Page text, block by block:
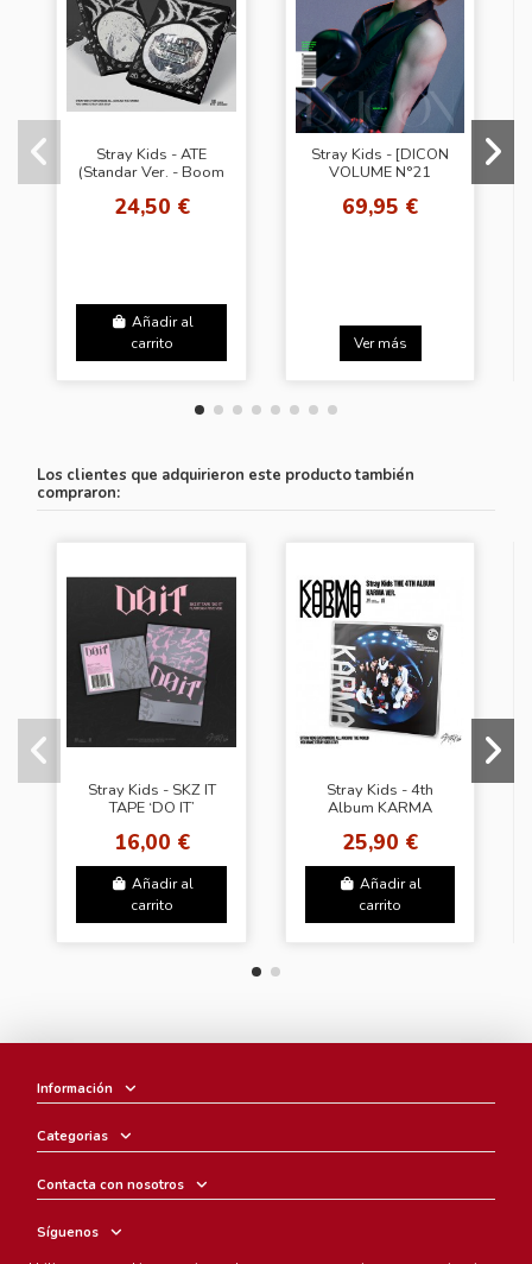
Stray Kids - ATE
(Standar Ver. - Boom
24,50 €
Añadir al
carrito
Stray Kids - [DICON
VOLUME N°21
SECRET KIDZ] (I.N
69,95 €
Ver más
Los clientes que adquirieron este producto también
compraron:
Stray Kids - SKZ IT
TAPE ‘DO IT’
16,00 €
Añadir al
carrito
Stray Kids - 4th
Album KARMA
25,90 €
Añadir al
carrito
Información
Categorias
Contacta con nosotros
Síguenos